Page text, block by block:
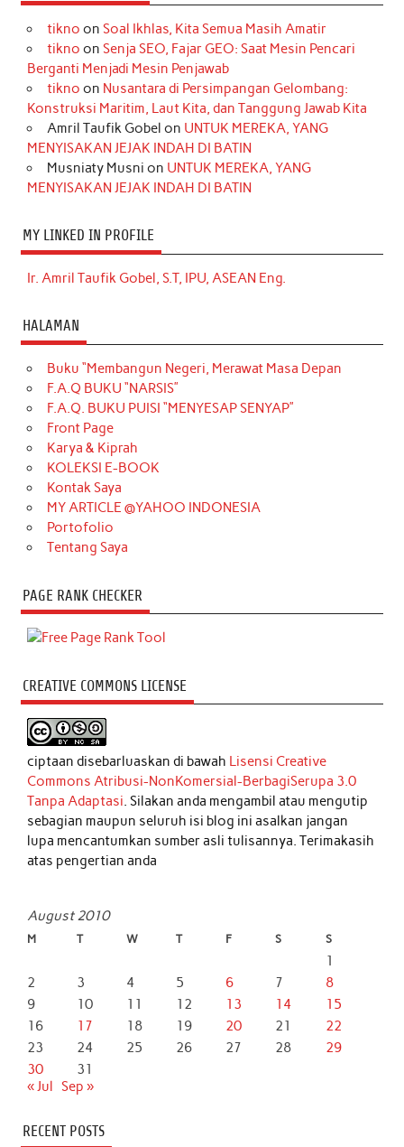
tikno on Soal Ikhlas, Kita Semua Masih Amatir
tikno on Senja SEO, Fajar GEO: Saat Mesin Pencari
Berganti Menjadi Mesin Penjawab
tikno on Nusantara di Persimpangan Gelombang:
Konstruksi Maritim, Laut Kita, dan Tanggung Jawab Kita
Amril Taufik Gobel on UNTUK MEREKA, YANG
MENYISAKAN JEJAK INDAH DI BATIN
Musniaty Musni on UNTUK MEREKA, YANG
MENYISAKAN JEJAK INDAH DI BATIN
MY LINKED IN PROFILE
Ir. Amril Taufik Gobel, S.T, IPU, ASEAN Eng.
HALAMAN
Buku “Membangun Negeri, Merawat Masa Depan
F.A.Q BUKU “NARSIS”
F.A.Q. BUKU PUISI “MENYESAP SENYAP”
Front Page
Karya & Kiprah
KOLEKSI E-BOOK
Kontak Saya
MY ARTICLE @YAHOO INDONESIA
Portofolio
Tentang Saya
PAGE RANK CHECKER
CREATIVE COMMONS LICENSE
ciptaan disebarluaskan di bawah Lisensi Creative
Commons Atribusi-NonKomersial-BerbagiSerupa 3.0
Tanpa Adaptasi. Silakan anda mengambil atau mengutip
sebagian maupun seluruh isi blog ini asalkan jangan
lupa mencantumkan sumber asli tulisannya. Terimakasih
atas pengertian anda
August 2010
M T W T F S S
1
2
3 4 5 6 7
8
9
10 11 12 13 14
15
16
17 18 19 20 21
22
23
24 25 26 27 28
29
30
31
« Jul Sep »
RECENT POSTS